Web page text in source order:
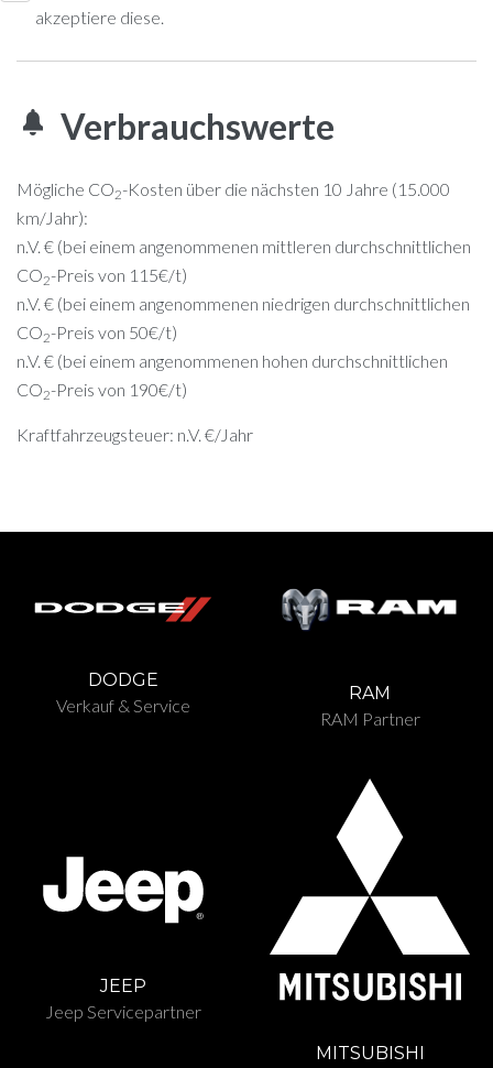
akzeptiere diese.
Verbrauchswerte
Mögliche CO2-Kosten über die nächsten 10 Jahre (15.000
km/Jahr):
n.V. € (bei einem angenommenen mittleren durchschnittlichen
CO2-Preis von 115€/t)
n.V. € (bei einem angenommenen niedrigen durchschnittlichen
CO2-Preis von 50€/t)
n.V. € (bei einem angenommenen hohen durchschnittlichen
CO2-Preis von 190€/t)
Kraftfahrzeugsteuer: n.V. €/Jahr
DODGE
Verkauf & Service
RAM
RAM Partner
JEEP
Jeep Servicepartner
MITSUBISHI